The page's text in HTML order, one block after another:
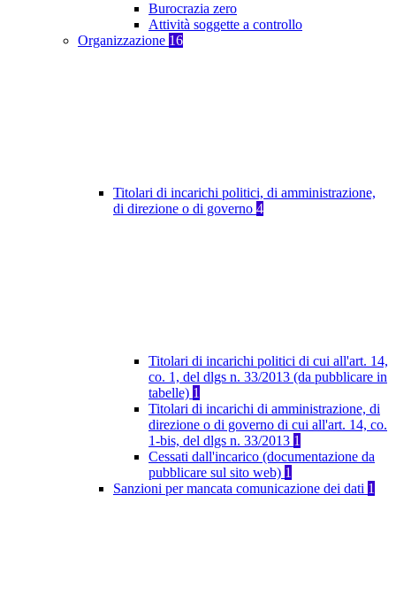
Burocrazia zero
Attività soggette a controllo
Organizzazione 16
Titolari di incarichi politici, di amministrazione,
di direzione o di governo 4
Titolari di incarichi politici di cui all'art. 14,
co. 1, del dlgs n. 33/2013 (da pubblicare in
tabelle) 1
Titolari di incarichi di amministrazione, di
direzione o di governo di cui all'art. 14, co.
1-bis, del dlgs n. 33/2013 1
Cessati dall'incarico (documentazione da
pubblicare sul sito web) 1
Sanzioni per mancata comunicazione dei dati 1